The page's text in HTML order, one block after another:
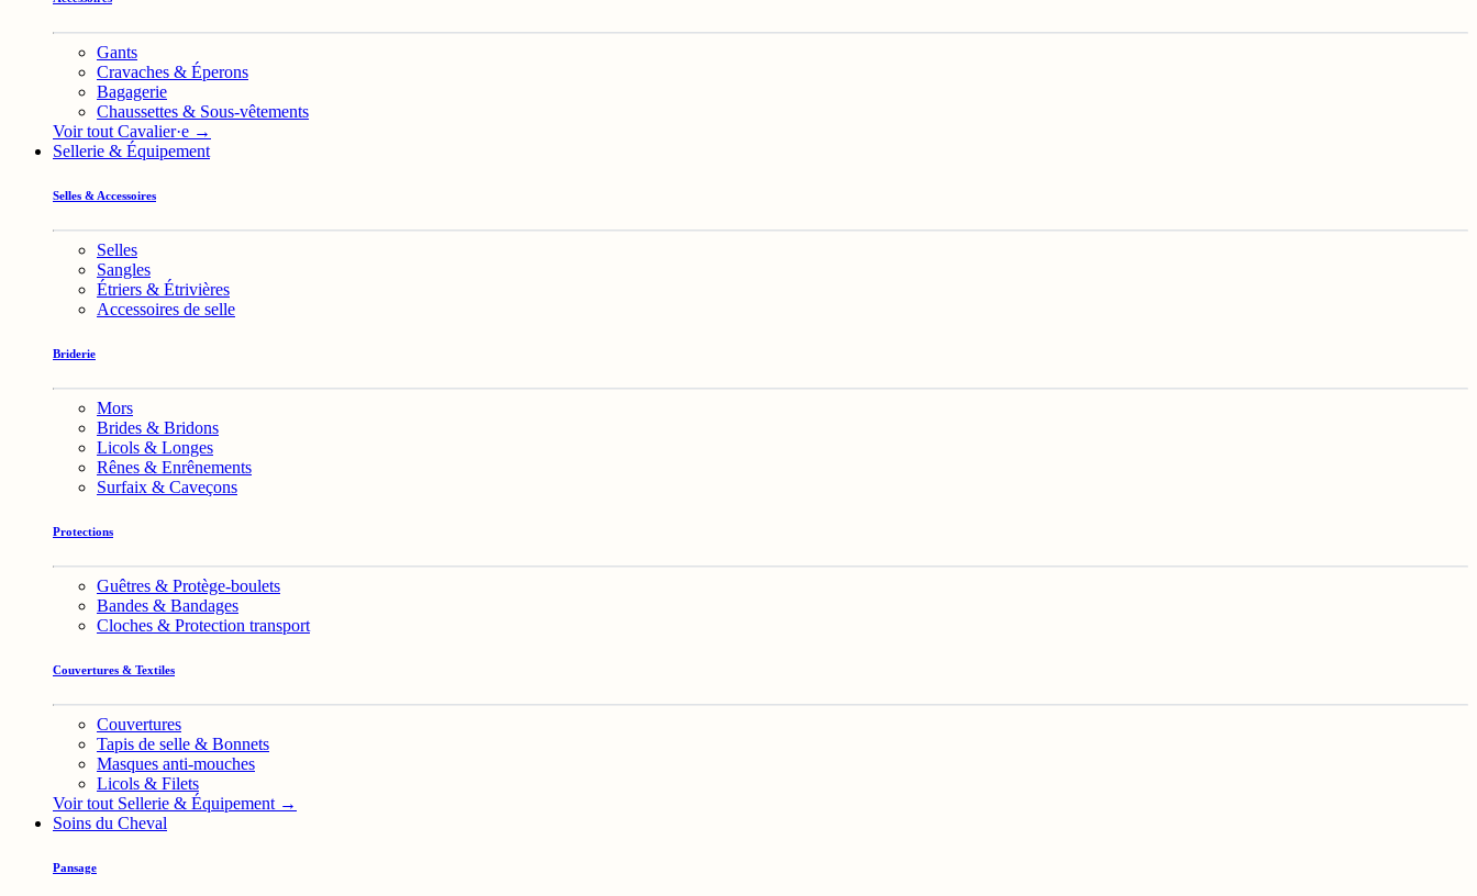
Gants
Cravaches & Éperons
Bagagerie
Chaussettes & Sous-vêtements
Voir tout Cavalier·e →
Sellerie & Équipement
Selles & Accessoires
Selles
Sangles
Étriers & Étrivières
Accessoires de selle
Briderie
Mors
Brides & Bridons
Licols & Longes
Rênes & Enrênements
Surfaix & Caveçons
Protections
Guêtres & Protège-boulets
Bandes & Bandages
Cloches & Protection transport
Couvertures & Textiles
Couvertures
Tapis de selle & Bonnets
Masques anti-mouches
Licols & Filets
Voir tout Sellerie & Équipement →
Soins du Cheval
Pansage